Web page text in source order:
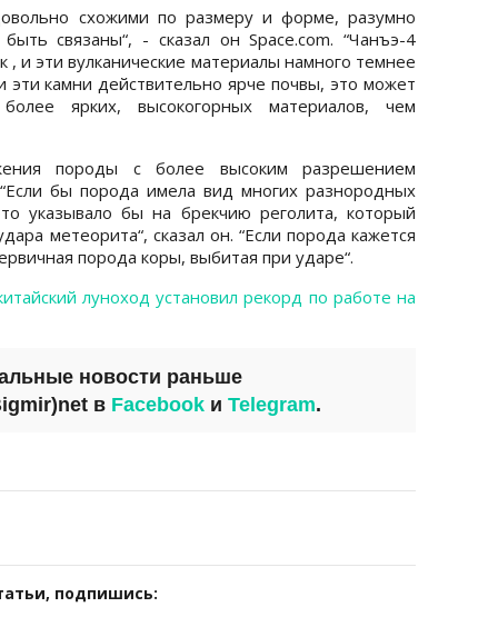
схожими по размеру и форме, разумно
связаны“, - сказал он Space.com. “Чанъэ-4
, и эти вулканические материалы намного темнее
эти камни действительно ярче почвы, это может
ярких, высокогорных материалов, чем
породы с более высоким разрешением
бы порода имела вид многих разнородных
указывало бы на брекчию реголита, который
метеорита“, сказал он. “Если порода кажется
порода коры, выбитая при ударе“.
луноход установил рекорд по работе на
новости раньше
в Facebook и Telegram.
подпишись: